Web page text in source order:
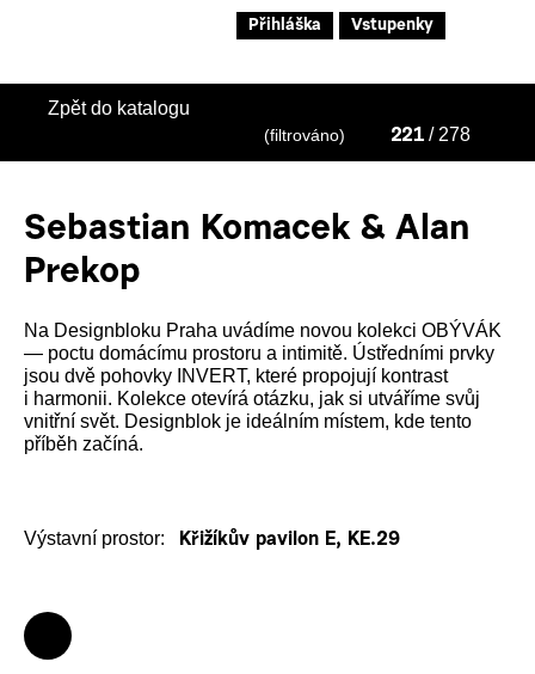
Přihláška Vstupenky
Zpět do katalogu
(filtrováno) 221 / 278
Sebastian Komacek & Alan
Prekop
Na Designbloku Praha uvádíme novou kolekci OBÝVÁK
— poctu domácímu prostoru a intimitě. Ústředními prvky
jsou dvě pohovky INVERT, které propojují kontrast
i harmonii. Kolekce otevírá otázku, jak si utváříme svůj
vnitřní svět. Designblok je ideálním místem, kde tento
příběh začíná.
Výstavní prostor: Křižíkův pavilon E, KE.29